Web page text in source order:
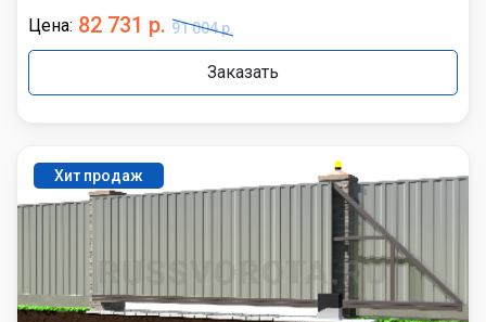
Цена: 82 731 р. 91 004 р.
Заказать
Хит продаж